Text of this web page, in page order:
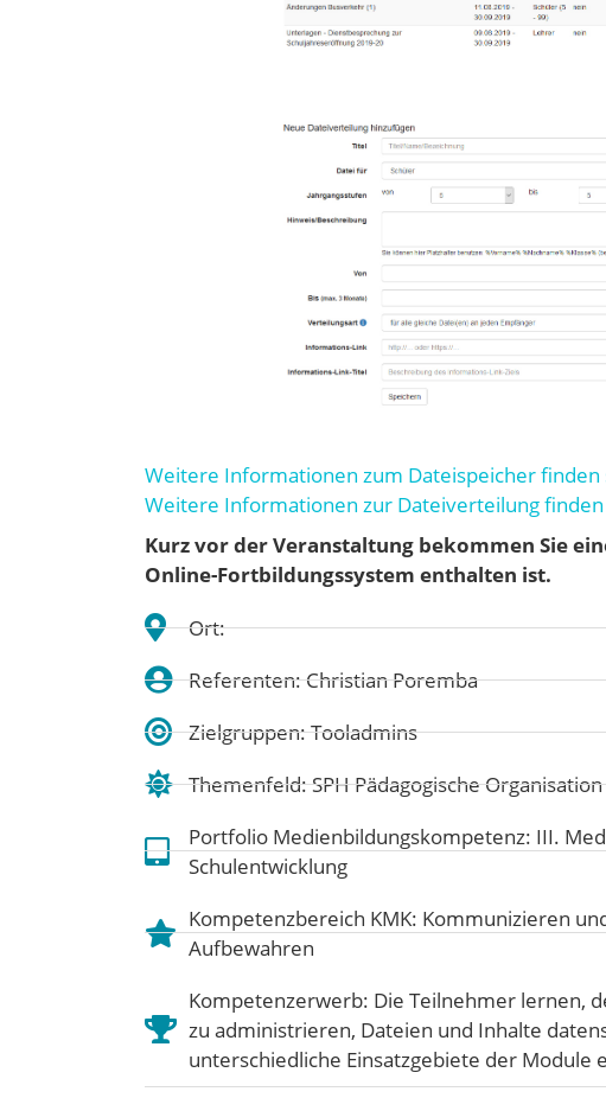
Weitere Informationen zum Dateispeicher finden
Weitere Informationen zur Dateiverteilung finden
Kurz vor der Veranstaltung bekommen Sie
Online-Fortbildungssystem enthalten ist.
Ort:
Referenten: Christian Poremba
Zielgruppen: Tooladmins
Themenfeld:SPH Pädagogische
Portfolio Medienbildungskompetenz: III.
Schulentwicklung
Kompetenzbereich KMK: Kommunizieren
Aufbewahren
Kompetenzerwerb: Die Teilnehmer lernen,
zu administrieren, Dateien und Inhalte
unterschiedliche Einsatzgebiete der Module